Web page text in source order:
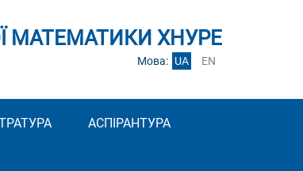
МАТЕМАТИКИ ХНУРЕ
Мова: UA EN
АСПІРАНТУРА